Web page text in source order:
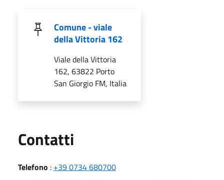
Comune - viale
della Vittoria 162
Viale della Vittoria
162, 63822 Porto
San Giorgio FM, Italia
Contatti
Telefono : +39 0734 680700